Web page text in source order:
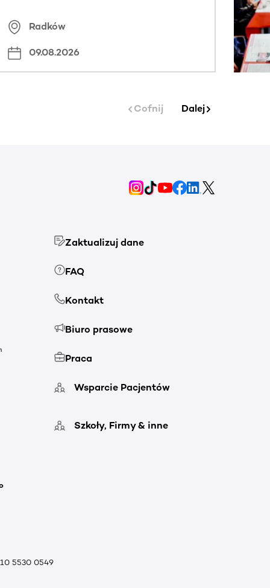
Radków
09.08.2026
Cofnij Dalej
Zaktualizuj dane
FAQ
Kontakt
Biuro prasowe
Praca
Wsparcie Pacjentów
Szkoły, Firmy & inne
5530 0549